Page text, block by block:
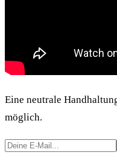
Eine neutrale
möglich.